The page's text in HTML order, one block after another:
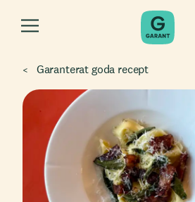
Garanterat goda recept